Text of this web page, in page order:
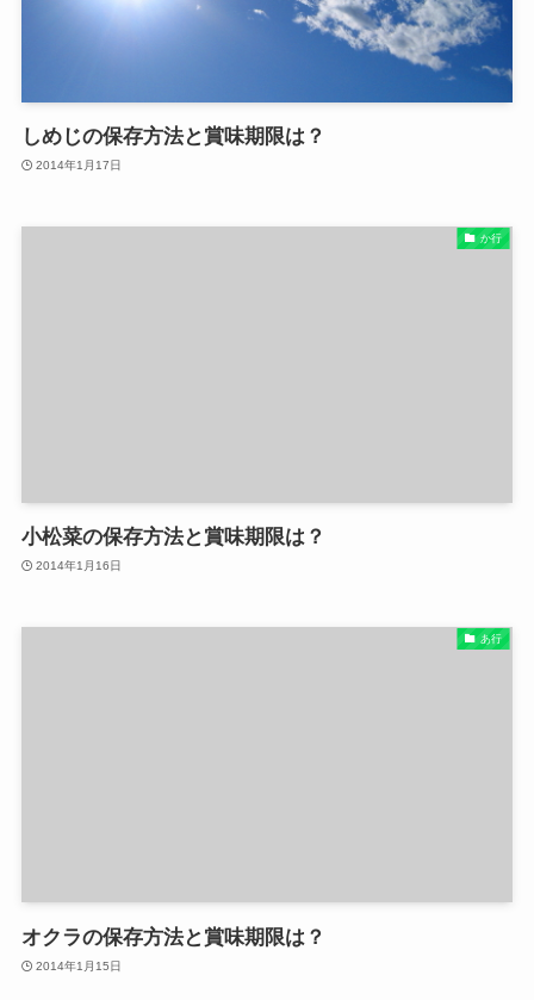
しめじの保存方法と賞味期限は？
2014年1月17日
か行
小松菜の保存方法と賞味期限は？
2014年1月16日
あ行
オクラの保存方法と賞味期限は？
2014年1月15日